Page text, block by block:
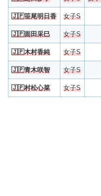
🇯🇵笹尾明日香 女子S
🇯🇵面田采巳 女子S
🇯🇵木村香純 女子S
🇯🇵青木咲智 女子S
🇯🇵村松心菜 女子S